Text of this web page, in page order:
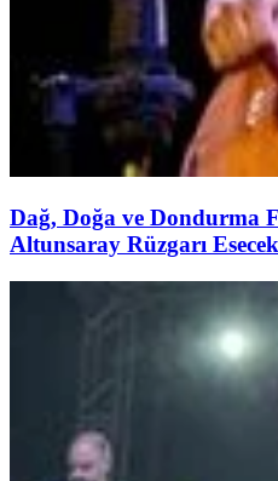
Dağ, Doğa ve Dondurma
Altunsaray Rüzgarı Esecek